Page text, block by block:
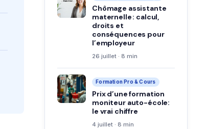
Chômage assistante
maternelle : calcul,
droits et
conséquences pour
l’employeur
26 juillet · 8 min
Formation Pro & Cours
Prix d’une formation
moniteur auto-école:
le vrai chiffre
4 juillet · 8 min